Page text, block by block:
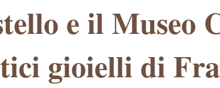
e il Museo
gioielli di